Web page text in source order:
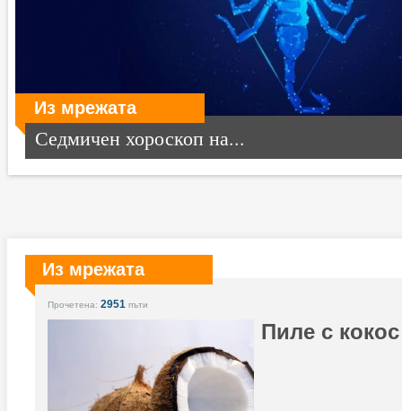
Из мрежата
Седмичен хороскоп на...
Из мрежата
Прочетена: 2951 пъти
Пиле с кокос